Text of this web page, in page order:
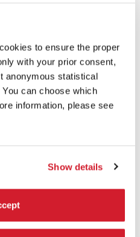
to ensure the proper
with your prior consent,
anonymous statistical
can choose which
information, please see
Show details